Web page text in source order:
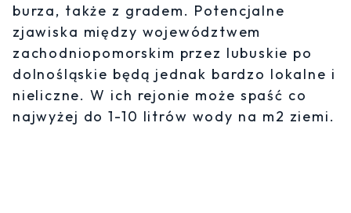
burza, także z gradem. Potencjalne
zjawiska między województwem
zachodniopomorskim przez lubuskie po
dolnośląskie będą jednak bardzo lokalne i
nieliczne. W ich rejonie może spaść co
najwyżej do 1-10 litrów wody na m2 ziemi.